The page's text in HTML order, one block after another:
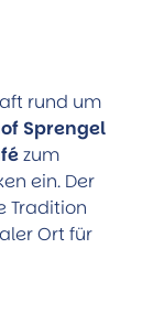
rund um
Sprengel
zum
ein. Der
Tradition
Ort für